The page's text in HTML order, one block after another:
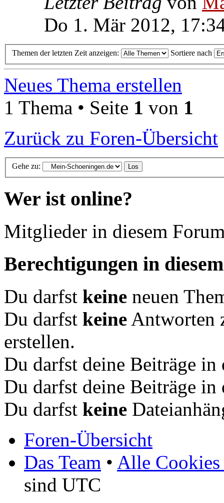
Do 1. Mär 2012,
Themen der letzten Zeit anzeigen: Sortiere nach
Neues Thema erstellen
1 Thema • Seite 1 von 1
Zurück zu Foren-Übersicht
Gehe zu:
Wer ist online?
Mitglieder in diesem
Berechtigungen in
Du darfst keine neuen
Du darfst keine Antworten
erstellen.
Du darfst deine Beiträge
Du darfst deine Beiträge
Du darfst keine
Foren-Übersicht
Das Team • Alle Cookies
sind UTC